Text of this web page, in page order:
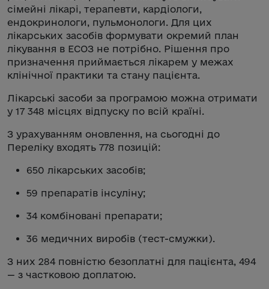
сімейні лікарі, терапевти, кардіологи,
ендокринологи, пульмонологи. Для цих
лікарських засобів формувати окремий план
лікування в ЕСОЗ не потрібно. Рішення про
призначення приймається лікарем у межах
клінічної практики та стану пацієнта.
Лікарські засоби за програмою можна отримати
у 17 348 місцях відпуску по всій країні.
З урахуванням оновлення, на сьогодні до
Переліку входять 778 позицій:
650 лікарських засобів;
59 препаратів інсуліну;
34 комбіновані препарати;
36 медичних виробів (тест-смужки).
З них 284 повністю безоплатні для пацієнта, 494
— з частковою доплатою.